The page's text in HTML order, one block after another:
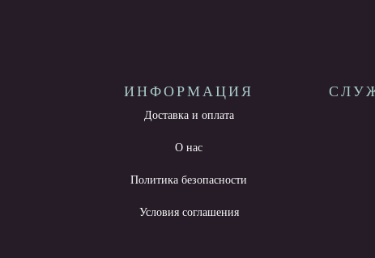
ИНФОРМАЦИЯ
Доставка и оплата
О нас
Политика безопасности
Условия соглашения